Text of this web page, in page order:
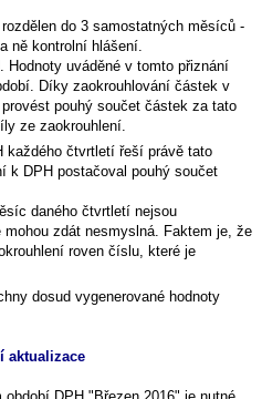
do 3 samostatných měsíců -
ně kontrolní hlášení.
Hodnoty uváděné v tomto přiznání
Díky zaokrouhlování částek v
pouhý součet částek za tato
ze zaokrouhlení.
každého čtvrtletí řeší právě tato
k DPH postačoval pouhý součet
daného čtvrtletí nejsou
zdát nesmyslná. Faktem je, že
roven číslu, které je
dosud vygenerované hodnoty
aktualizace